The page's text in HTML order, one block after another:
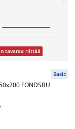
tavaraa riittää
FONDSBU
Basic